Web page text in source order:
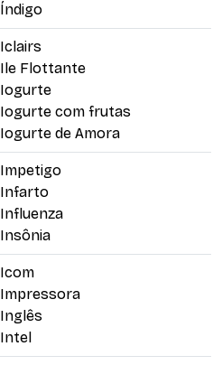
Índigo
Iclairs
Ile Flottante
Iogurte
Iogurte com frutas
Iogurte de Amora
Impetigo
Infarto
Influenza
Insônia
Icom
Impressora
Inglês
Intel